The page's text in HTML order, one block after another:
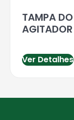
TAMPA DO
AGITADOR
Ver Detalhes